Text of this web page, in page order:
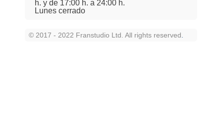
h. y de 17:00 h. a 24:00 h.
Lunes cerrado
© 2017 - 2022 Franstudio Ltd. All rights reserved